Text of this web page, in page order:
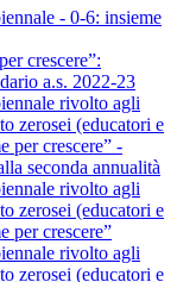
- 0-6: insieme
crescere”:
a.s. 2022-23
rivolto agli
zerosei (educatori e
per crescere” -
seconda annualità
rivolto agli
zerosei (educatori e
per crescere”
rivolto agli
zerosei (educatori e